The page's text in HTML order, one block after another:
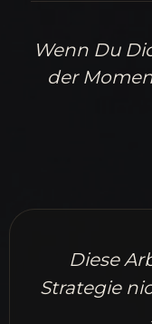
Wenn Du
der
Diese
Strategie